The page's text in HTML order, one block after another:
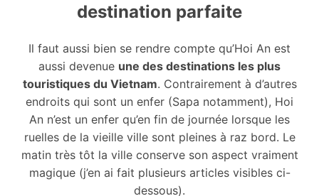
destination parfaite
Il faut aussi bien se rendre compte qu’Hoi An est
aussi devenue une des destinations les plus
touristiques du Vietnam. Contrairement à d’autres
endroits qui sont un enfer (Sapa notamment), Hoi
An n’est un enfer qu’en fin de journée lorsque les
ruelles de la vieille ville sont pleines à raz bord. Le
matin très tôt la ville conserve son aspect vraiment
magique (j’en ai fait plusieurs articles visibles ci-
dessous).